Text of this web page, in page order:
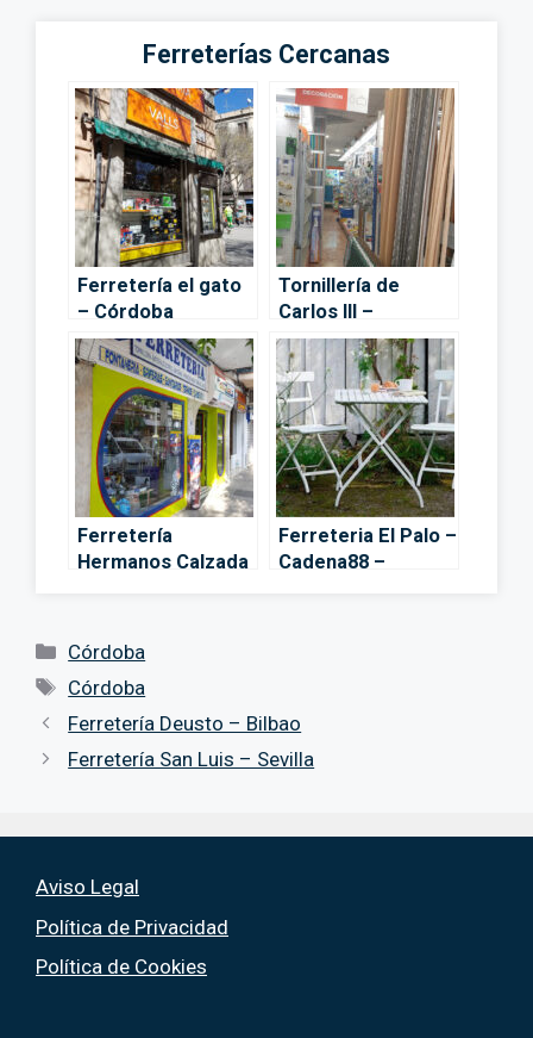
Ferreterías Cercanas
Ferretería el gato
– Córdoba
Tornillería de
Carlos III –
Córdoba
Ferretería
Hermanos Calzada
Ferreteria El Palo –
Cadena88 –
Categorías
Córdoba
Etiquetas
Córdoba
Ferretería Deusto – Bilbao
Ferretería San Luis – Sevilla
Aviso Legal
Política de Privacidad
Política de Cookies